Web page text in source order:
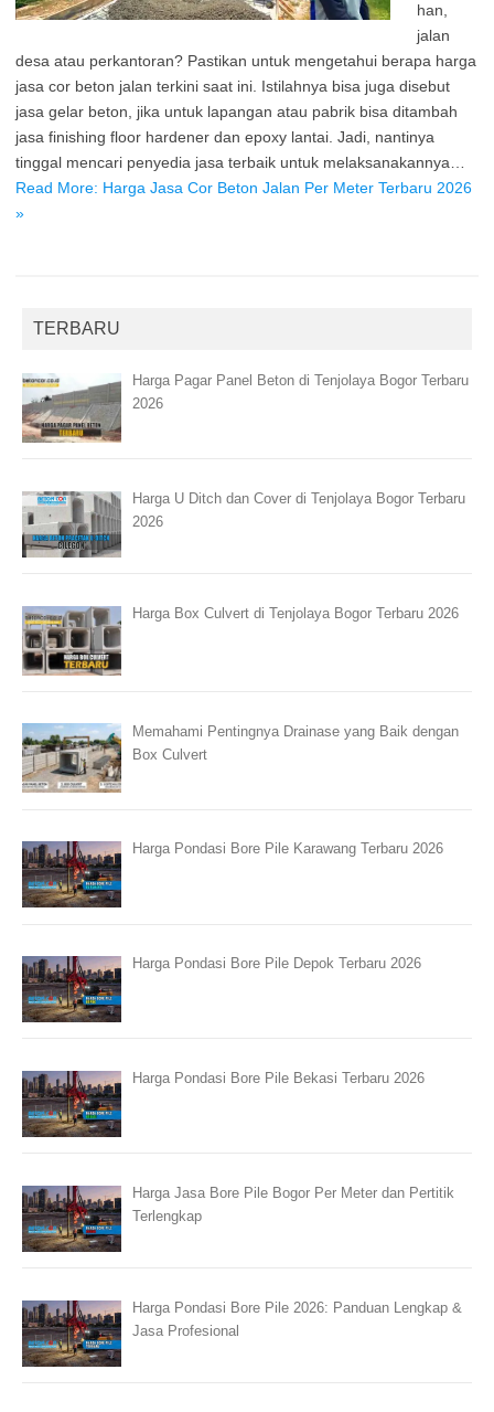
han,
jalan
desa atau perkantoran? Pastikan untuk mengetahui berapa harga
jasa cor beton jalan terkini saat ini. Istilahnya bisa juga disebut
jasa gelar beton, jika untuk lapangan atau pabrik bisa ditambah
jasa finishing floor hardener dan epoxy lantai. Jadi, nantinya
tinggal mencari penyedia jasa terbaik untuk melaksanakannya…
Read More: Harga Jasa Cor Beton Jalan Per Meter Terbaru 2026
»
TERBARU
Harga Pagar Panel Beton di Tenjolaya Bogor Terbaru
2026
Harga U Ditch dan Cover di Tenjolaya Bogor Terbaru
2026
Harga Box Culvert di Tenjolaya Bogor Terbaru 2026
Memahami Pentingnya Drainase yang Baik dengan
Box Culvert
Harga Pondasi Bore Pile Karawang Terbaru 2026
Harga Pondasi Bore Pile Depok Terbaru 2026
Harga Pondasi Bore Pile Bekasi Terbaru 2026
Harga Jasa Bore Pile Bogor Per Meter dan Pertitik
Terlengkap
Harga Pondasi Bore Pile 2026: Panduan Lengkap &
Jasa Profesional